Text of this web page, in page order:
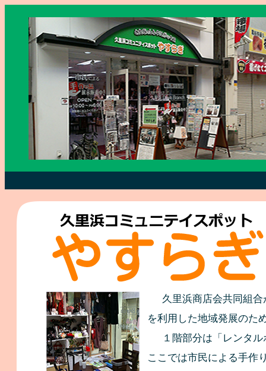
　久里浜商店会共同組
を利用した地域発展の
　１階部分は「レンタ
ここでは市民による手作